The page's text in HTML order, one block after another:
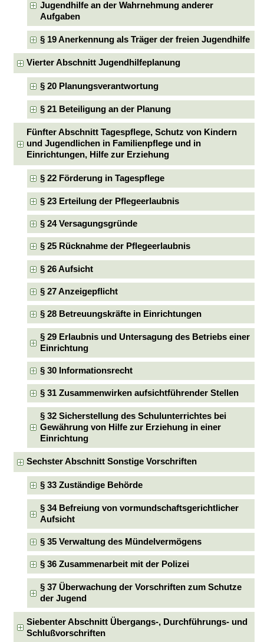
Jugendhilfe an der Wahrnehmung anderer
Aufgaben
§ 19 Anerkennung als Träger der freien Jugendhilfe
Vierter Abschnitt Jugendhilfeplanung
§ 20 Planungsverantwortung
§ 21 Beteiligung an der Planung
Fünfter Abschnitt Tagespflege, Schutz von Kindern
und Jugendlichen in Familienpflege und in
Einrichtungen, Hilfe zur Erziehung
§ 22 Förderung in Tagespflege
§ 23 Erteilung der Pflegeerlaubnis
§ 24 Versagungsgründe
§ 25 Rücknahme der Pflegeerlaubnis
§ 26 Aufsicht
§ 27 Anzeigepflicht
§ 28 Betreuungskräfte in Einrichtungen
§ 29 Erlaubnis und Untersagung des Betriebs einer
Einrichtung
§ 30 Informationsrecht
§ 31 Zusammenwirken aufsichtführender Stellen
§ 32 Sicherstellung des Schulunterrichtes bei
Gewährung von Hilfe zur Erziehung in einer
Einrichtung
Sechster Abschnitt Sonstige Vorschriften
§ 33 Zuständige Behörde
§ 34 Befreiung von vormundschaftsgerichtlicher
Aufsicht
§ 35 Verwaltung des Mündelvermögens
§ 36 Zusammenarbeit mit der Polizei
§ 37 Überwachung der Vorschriften zum Schutze
der Jugend
Siebenter Abschnitt Übergangs-, Durchführungs- und
Schlußvorschriften